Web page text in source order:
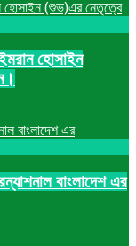
হোসাইন
বাংলাদেশ এর